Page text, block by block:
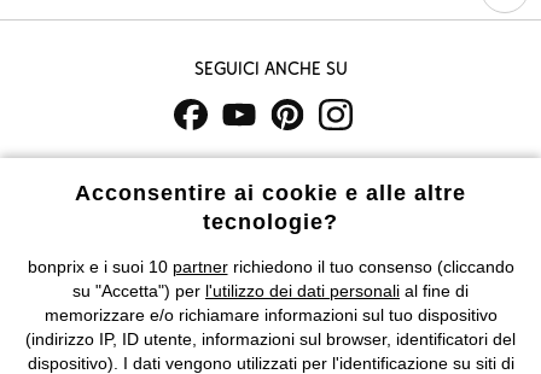
Seguici anche su
costi di servizio.
Informativa privacy e cookie Gestione dei cookie
Informazioni legali Diritto di recesso
Acconsentire ai cookie e alle altre
tecnologie?
bonprix e i suoi 10 partnerrichiedono il tuo consenso (cliccando
su "Accetta") per l'utilizzo dei dati personali al fine di
memorizzare e/o richiamare informazioni sul tuo dispositivo
(indirizzo IP, ID utente, informazioni sul browser, identificatori del
dispositivo). I dati vengono utilizzati per l'identificazione su siti di